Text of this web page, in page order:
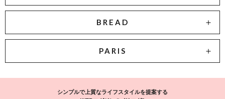
BREAD
PARIS
シンプルで上質なライフスタイルを提案する